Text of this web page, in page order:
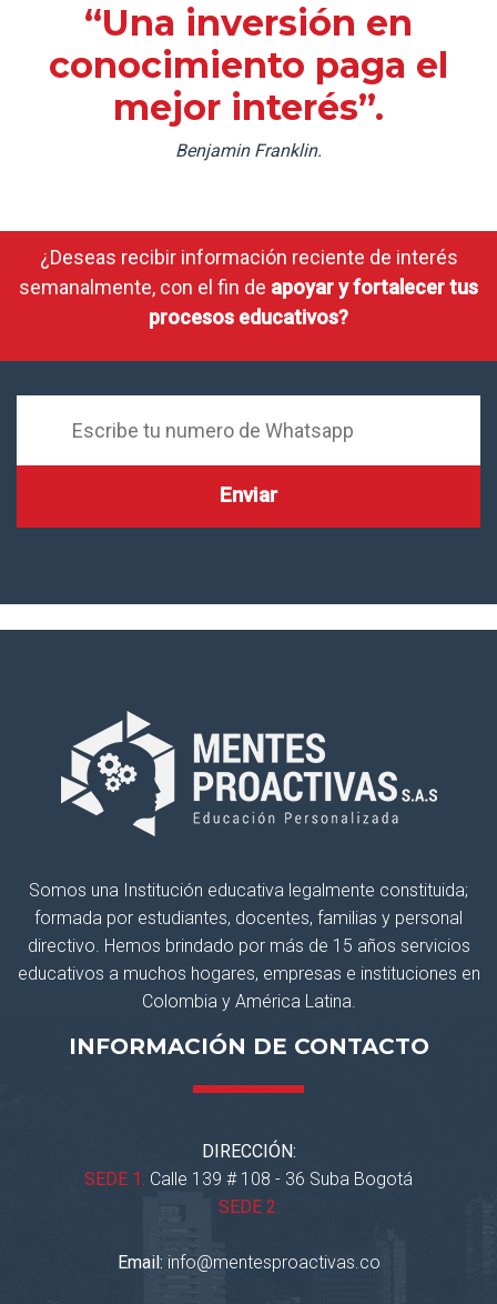
“Una inversión en
conocimiento paga el
mejor interés”.
Benjamin Franklin.
¿Deseas recibir información reciente de interés
semanalmente, con el fin de apoyar y fortalecer tus
procesos educativos?
Somos una Institución educativa legalmente constituida;
formada por estudiantes, docentes, familias y personal
directivo. Hemos brindado por más de 15 años servicios
educativos a muchos hogares, empresas e instituciones en
Colombia y América Latina.
INFORMACIÓN DE CONTACTO
DIRECCIÓN:
SEDE 1: Calle 139 # 108 - 36 Suba Bogotá
SEDE 2:
Email: info@mentesproactivas.co